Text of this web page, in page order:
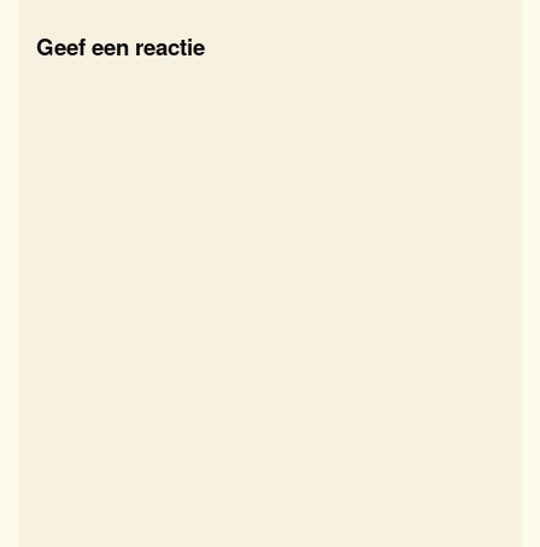
Geef een reactie